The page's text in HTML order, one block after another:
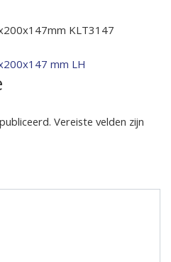
KLT3147
mm LH
Vereiste velden zijn